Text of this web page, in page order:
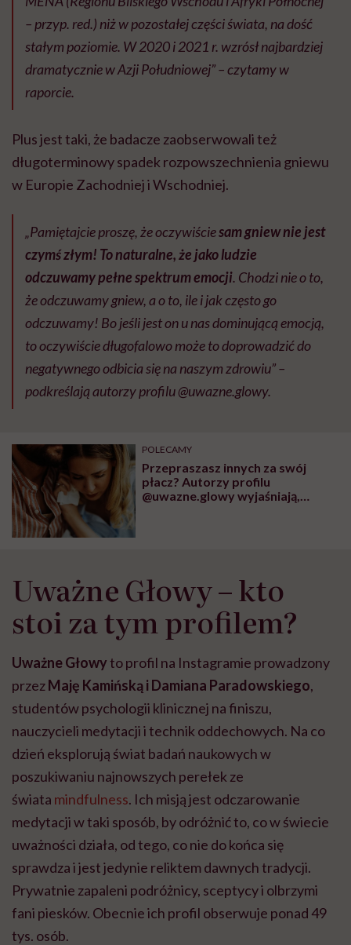
– przyp. red.) niż w pozostałej części świata, na dość
stałym poziomie. W 2020 i 2021 r. wzrósł najbardziej
dramatycznie w Azji Południowej” – czytamy w
raporcie.
Plus jest taki, że badacze zaobserwowali też
długoterminowy spadek rozpowszechnienia gniewu
w Europie Zachodniej i Wschodniej.
„Pamiętajcie proszę, że oczywiściesam gniew nie jest
czymś złym! To naturalne, że jako ludzie
odczuwamy pełne spektrum emocji. Chodzi nie o to,
że odczuwamy gniew, a o to, ile i jak często go
odczuwamy! Bo jeśli jest on u nas dominującą emocją,
to oczywiście długofalowo może to doprowadzić do
negatywnego odbicia się na naszym zdrowiu” –
podkreślają autorzy profilu @uwazne.glowy.
POLECAMY
Przepraszasz innych za swój
płacz? Autorzy profilu
@uwazne.glowy wyjaśniają,
Uważne Głowy – kto
stoi za tym profilem?
Uważne Głowyto profil na Instagramie prowadzony
przezMaję Kamińską i Damiana Paradowskiego,
studentów psychologii klinicznej na finiszu,
nauczycieli medytacji i technik oddechowych. Na co
dzień eksplorują świat badań naukowych w
poszukiwaniu najnowszych perełek ze
świata mindfulness. Ich misją jest odczarowanie
medytacji w taki sposób, by odróżnić to, co w świecie
uważności działa, od tego, co nie do końca się
sprawdza i jest jedynie reliktem dawnych tradycji.
Prywatnie zapaleni podróżnicy, sceptycy i olbrzymi
fani piesków. Obecnie ich profil obserwuje ponad 49
tys. osób.